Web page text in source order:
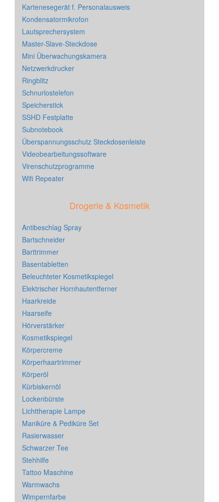
Kartenesegerät f. Personalausweis
Kondensatormikrofon
Lautsprechersystem
Master-Slave-Steckdose
Mini Überwachungskamera
Netzwerkdrucker
Ringblitz
Schnurlostelefon
Speicherstick
SSHD Festplatte
Subnotebook
Überspannungsschutz Steckdosenleiste
Videobearbeitungssoftware
Virenschutzprogramme
Wifi Repeater
Drogerie & Kosmetik
Antibeschlag Spray
Bartschneider
Barttrimmer
Basentabletten
Beleuchteter Kosmetikspiegel
Elektrischer Hornhautentferner
Haarkreide
Haarseife
Hörverstärker
Kosmetikspiegel
Körpercreme
Körperhaartrimmer
Körperöl
Kürbiskernöl
Lockenbürste
Lichttherapie Lampe
Maniküre & Pediküre Set
Rasierwasser
Schwarzer Tee
Stehhilfe
Tattoo Maschine
Warmwachs
Wimpernfarbe